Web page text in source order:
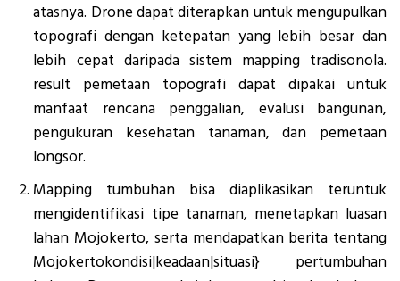
atasnya. Drone dapat diterapkan untuk mengupulkan
topografi dengan ketepatan yang lebih besar dan
lebih cepat daripada sistem mapping tradisonola.
result pemetaan topografi dapat dipakai untuk
manfaat rencana penggalian, evalusi bangunan,
pengukuran kesehatan tanaman, dan pemetaan
longsor.
Mapping tumbuhan bisa diaplikasikan teruntuk
mengidentifikasi tipe tanaman, menetapkan luasan
lahan Mojokerto, serta mendapatkan berita tentang
Mojokertokondisi|keadaan|situasi} pertumbuhan